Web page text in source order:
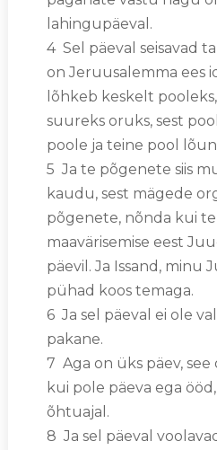
lahingupäeval.
4 Sel päeval seisavad
on Jeruusalemma ees
lõhkeb keskelt
suureks oruks, sest
poole ja teine pool
5 Ja te põgenete siis
kaudu, sest mägede
põgenete, nõnda kui
maavärisemise eest
päevil. Ja Issand, minu
pühad koos temaga.
6 Ja sel päeval ei ole
pakane.
7 Aga on üks päev, see
kui pole päeva ega
õhtuajal.
8 Ja sel päeval